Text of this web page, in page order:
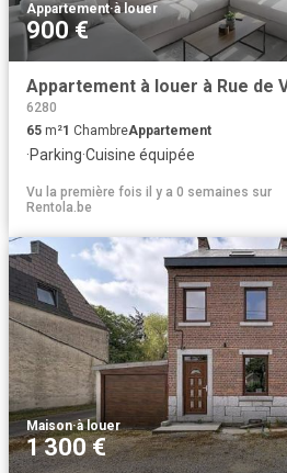
Appartement·à louer
900 €
Appartement à louer à Rue de
6280
65 m²1 ChambreAppartement
·Parking·Cuisine équipée
Vu la première fois il y a 0 semaines sur
Rentola.be
Maison·à louer
1 300 €